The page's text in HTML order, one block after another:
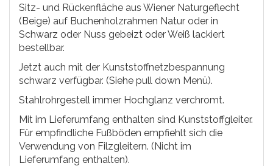
Sitz- und Rückenfläche aus Wiener Naturgeflecht
(Beige) auf Buchenholzrahmen Natur oder in
Schwarz oder Nuss gebeizt oder Weiß lackiert
bestellbar.
Jetzt auch mit der Kunststoffnetzbespannung
schwarz verfügbar. (Siehe pull down Menü).
Stahlrohrgestell immer Hochglanz verchromt.
Mit im Lieferumfang enthalten sind Kunststoffgleiter.
Für empfindliche Fußböden empfiehlt sich die
Verwendung von Filzgleitern. (Nicht im
Lieferumfang enthalten).